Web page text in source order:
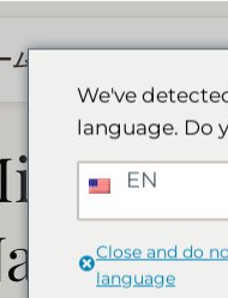
ム
We've
language. Do
EN
Close and do
language